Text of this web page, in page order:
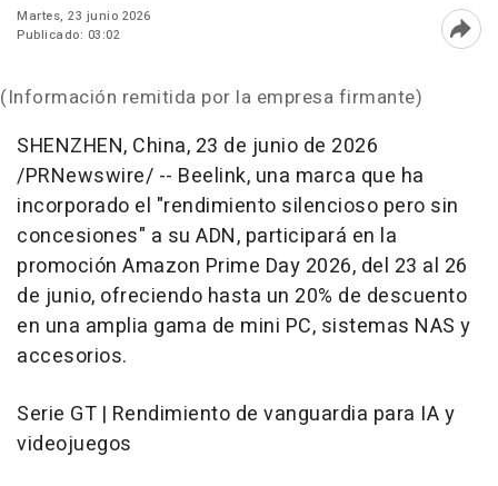
Martes, 23 junio 2026
Publicado: 03:02
(Información remitida por la empresa firmante)
SHENZHEN, China, 23 de junio de 2026
/PRNewswire/ -- Beelink, una marca que ha
incorporado el "rendimiento silencioso pero sin
concesiones" a su ADN, participará en la
promoción Amazon Prime Day 2026, del 23 al 26
de junio, ofreciendo hasta un 20% de descuento
en una amplia gama de mini PC, sistemas NAS y
accesorios.
Serie GT | Rendimiento de vanguardia para IA y
videojuegos